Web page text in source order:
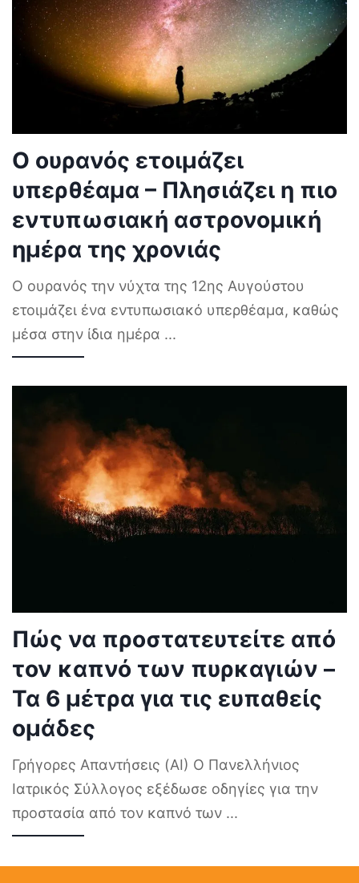
Ο ουρανός ετοιμάζει
υπερθέαμα – Πλησιάζει η πιο
εντυπωσιακή αστρονομική
ημέρα της χρονιάς
Ο ουρανός την νύχτα της 12ης Αυγούστου
ετοιμάζει ένα εντυπωσιακό υπερθέαμα, καθώς
μέσα στην ίδια ημέρα ...
Πώς να προστατευτείτε από
τον καπνό των πυρκαγιών –
Τα 6 μέτρα για τις ευπαθείς
ομάδες
Γρήγορες Απαντήσεις (AI) Ο Πανελλήνιος
Ιατρικός Σύλλογος εξέδωσε οδηγίες για την
προστασία από τον καπνό των ...